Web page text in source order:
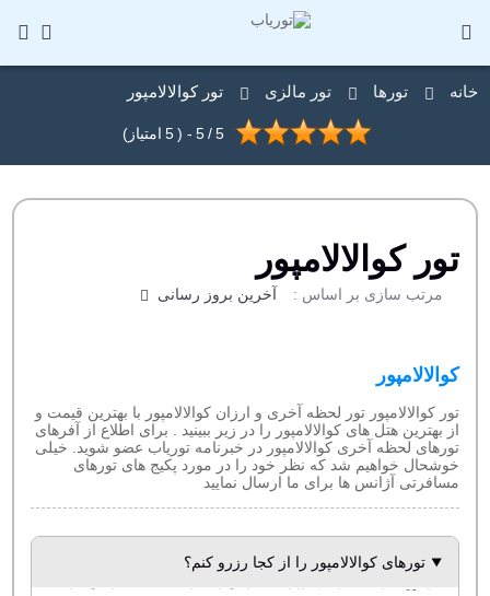
خانه تورها تور مالزی تور کوالالامپور
5
/
5
- (
5 امتیاز)
تور کوالالامپور
مرتب سازی بر اساس : آخرین بروز رسانی
کوالالامپور
تور کوالالامپور تور لحظه آخری و ارزان کوالالامپور با بهترین قیمت و
از بهترین هتل های کوالالامپور را در زیر ببینید . برای اطلاع از آفرهای
تورهای لحظه آخری کوالالامپور در خبرنامه توریاب عضو شوید. خیلی
خوشحال خواهیم شد که نظر خود را در مورد پکیج های تورهای
مسافرتی آژانس ها برای ما ارسال نمایید
تورهای کوالالامپور را از کجا رزرو کنم؟